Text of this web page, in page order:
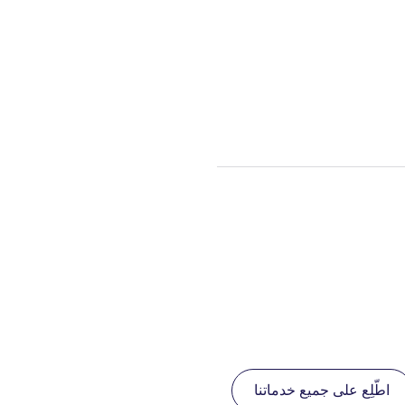
اطّلِع على جميع خدماتنا